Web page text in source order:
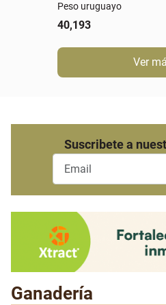
Peso uruguayo
40,193
Ver
Suscribete a
Ganadería